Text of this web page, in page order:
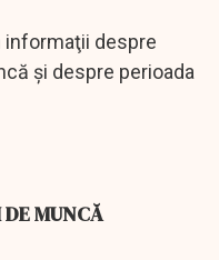
despre
şi despre perioada
MUNCĂ